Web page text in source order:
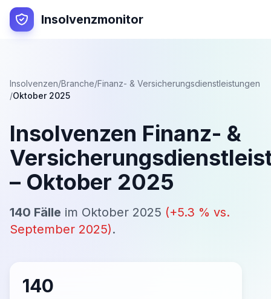
Insolvenzmonitor
Insolvenzen/Branche/Finanz- & Versicherungsdienstleistungen
/Oktober 2025
Insolvenzen Finanz- &
– Oktober 2025
140 Fälle im Oktober 2025 (+5.3 % vs.
September 2025).
140